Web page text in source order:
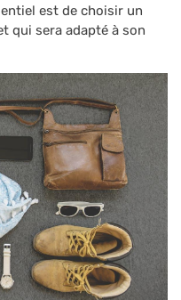
est de choisir un
qui sera adapté à son